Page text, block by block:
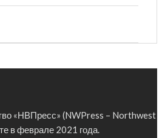
«НВПресс» (NWPress – Northwest
в феврале 2021 года.